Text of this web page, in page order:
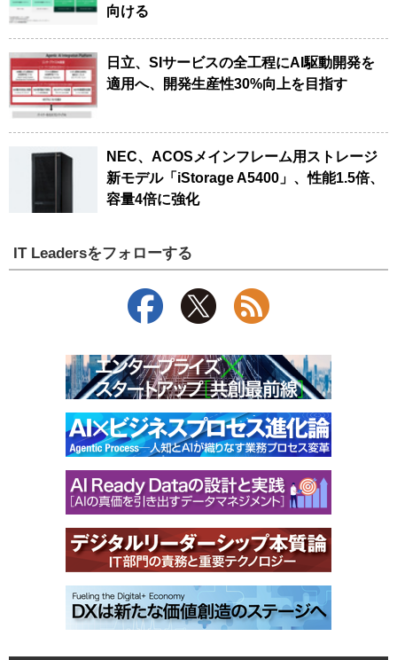
向ける
日立、SIサービスの全工程にAI駆動開発を
適用へ、開発生産性30%向上を目指す
NEC、ACOSメインフレーム用ストレージ
新モデル「iStorage A5400」、性能1.5倍、
容量4倍に強化
IT Leadersをフォローする